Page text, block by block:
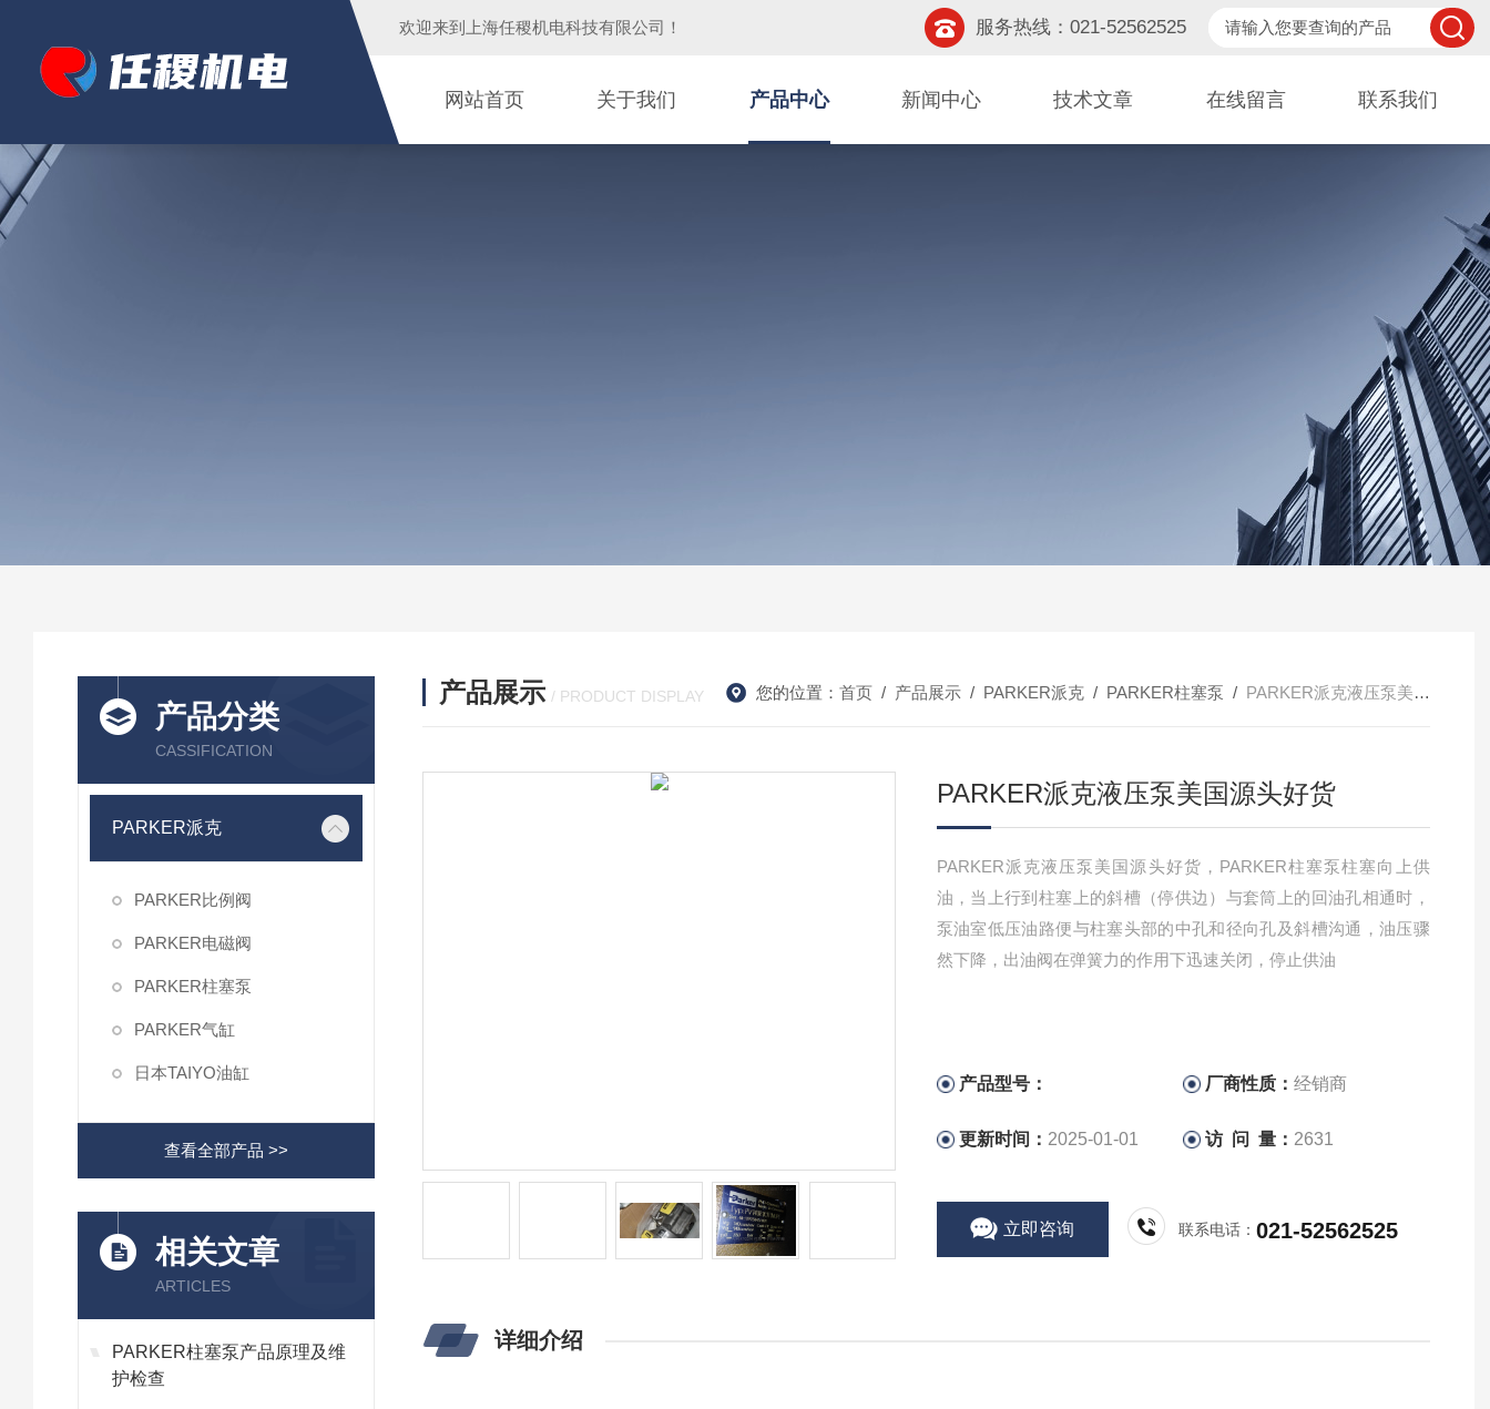
欢迎来到 上海任稷机电科技有限公司 ！ 服务热线：021-52562525
网站首页 关于我们 产品中心 新闻中心 技术文章 在线留言 联系我们
产品分类
CASSIFICATION
PARKER派克
PARKER比例阀
PARKER电磁阀
PARKER柱塞泵
PARKER气缸
日本TAIYO油缸
查看全部产品 >>
相关文章
ARTICLES
PARKER柱塞泵产品原理及维
护检查
产品展示 / PRODUCT DISPLAY 您的位置： 首页/ 产品展示/ PARKER派克/ PARKER柱塞泵 / PARKER派克液压泵美国源头好货
PARKER派克液压泵美国源头好货
PARKER派克液压泵美国源头好货，PARKER柱塞泵柱塞向上供
油，当上行到柱塞上的斜槽（停供边）与套筒上的回油孔相通时，
泵油室低压油路便与柱塞头部的中孔和径向孔及斜槽沟通，油压骤
然下降，出油阀在弹簧力的作用下迅速关闭，停止供油
产品型号： 厂商性质：经销商
更新时间： 2025-01-01 访 问 量： 2631
立即咨询 联系电话：021-52562525
详细介绍